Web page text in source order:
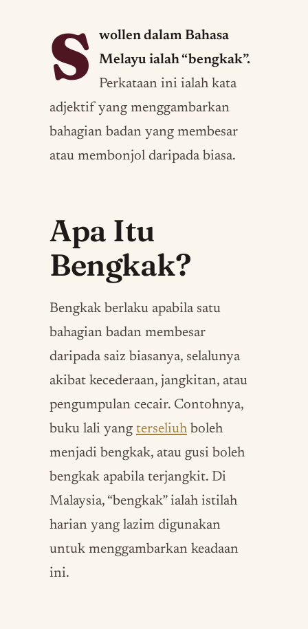
S
wollen dalam Bahasa
Melayu ialah “bengkak”.
Perkataan ini ialah kata
adjektif yang menggambarkan
bahagian badan yang membesar
atau membonjol daripada biasa.
Apa Itu
Bengkak?
Bengkak berlaku apabila satu
bahagian badan membesar
daripada saiz biasanya, selalunya
akibat kecederaan, jangkitan, atau
pengumpulan cecair. Contohnya,
buku lali yang terseliuh boleh
menjadi bengkak, atau gusi boleh
bengkak apabila terjangkit. Di
Malaysia, “bengkak” ialah istilah
harian yang lazim digunakan
untuk menggambarkan keadaan
ini.